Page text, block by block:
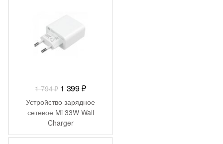
1 794₽ Первоначальная
цена
составляла
1
794 ₽.
1 399₽Текущая
цена:
1
Устройство зарядное
сетевое Mi 33W Wall
Charger